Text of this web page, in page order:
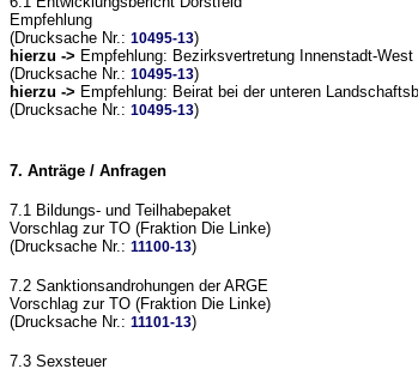
Empfehlung
(Drucksache Nr.: 10495-13)
hierzu -> Empfehlung: Bezirksvertretung Innenstadt-
(Drucksache Nr.: 10495-13)
hierzu -> Empfehlung: Beirat bei der unteren
(Drucksache Nr.: 10495-13)
7. Anträge / Anfragen
7.1 Bildungs- und Teilhabepaket
Vorschlag zur TO (Fraktion Die Linke)
(Drucksache Nr.: 11100-13)
7.2 Sanktionsandrohungen der ARGE
Vorschlag zur TO (Fraktion Die Linke)
(Drucksache Nr.: 11101-13)
7.3 Sexsteuer